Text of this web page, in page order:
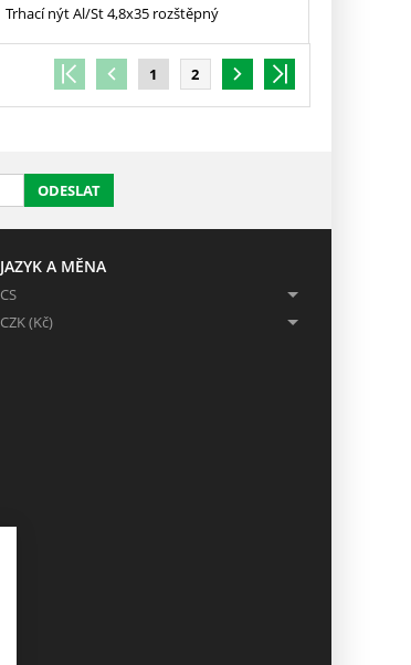
Trhací nýt Al/St 4,8x35 rozštěpný
1 2
ODESLAT
JAZYK A MĚNA
CS
CZK (Kč)